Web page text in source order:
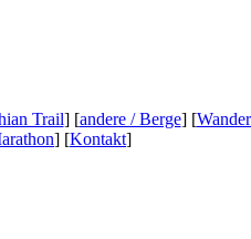
Trail] [andere / Berge] [
] [Kontakt]